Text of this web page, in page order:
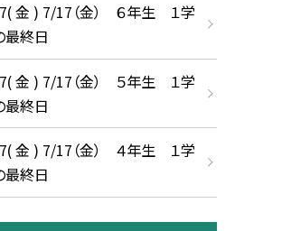
金 ) 7/17（金） ６年生 １学
最終日
金 ) 7/17（金） ５年生 １学
最終日
金 ) 7/17（金） ４年生 １学
最終日